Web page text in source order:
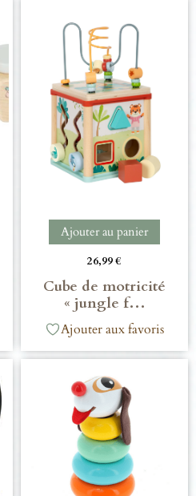
Ajouter au panier
26,99€
Cube de motricité
« jungle f…
Ajouter aux favoris